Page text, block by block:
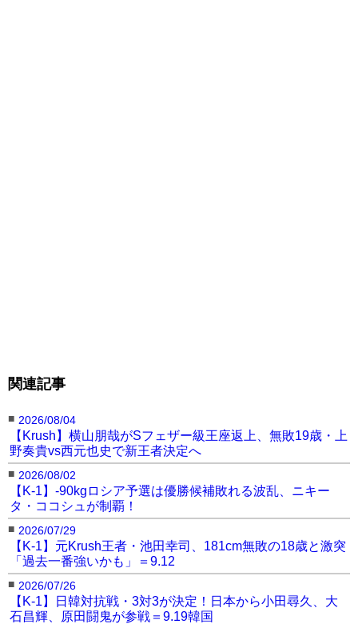
関連記事
■ 2026/08/04
【Krush】横山朋哉がSフェザー級王座返上、無敗19歳・上
野奏貴vs西元也史で新王者決定へ
■ 2026/08/02
【K-1】-90kgロシア予選は優勝候補敗れる波乱、ニキー
タ・ココシュが制覇！
■ 2026/07/29
【K-1】元Krush王者・池田幸司、181cm無敗の18歳と激突
「過去一番強いかも」＝9.12
■ 2026/07/26
【K-1】日韓対抗戦・3対3が決定！日本から小田尋久、大
石昌輝、原田闘鬼が参戦＝9.19韓国